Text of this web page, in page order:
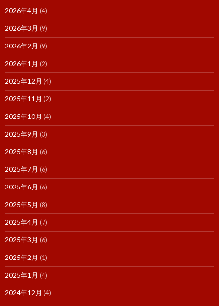
2026年4月 (4)
2026年3月 (9)
2026年2月 (9)
2026年1月 (2)
2025年12月 (4)
2025年11月 (2)
2025年10月 (4)
2025年9月 (3)
2025年8月 (6)
2025年7月 (6)
2025年6月 (6)
2025年5月 (8)
2025年4月 (7)
2025年3月 (6)
2025年2月 (1)
2025年1月 (4)
2024年12月 (4)